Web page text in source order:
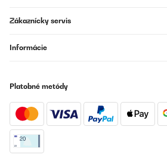
Zákaznícky servis
Informácie
Platobné metódy